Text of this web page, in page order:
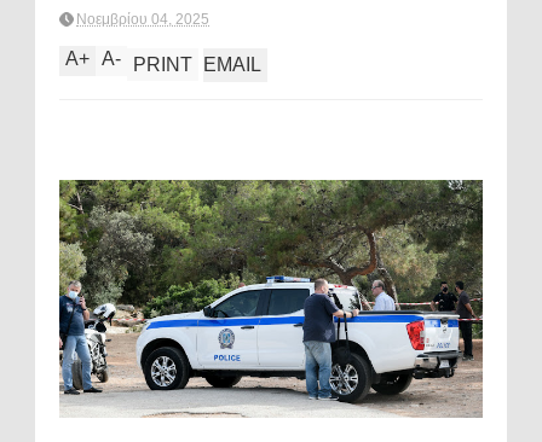
Νοεμβρίου 04, 2025
A+ A- PRINT EMAIL